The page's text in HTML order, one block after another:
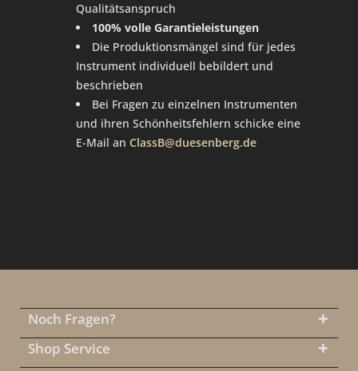
Qualitätsanspruch
100% volle Garantieleistungen
Die Produktionsmängel sind für jedes
Instrument individuell bebildert und
beschrieben
Bei Fragen zu einzelnen Instrumenten
und ihren Schönheitsfehlern schicke eine
E-Mail an ClassB@duesenberg.de
Noch Fragen?
Shop Service